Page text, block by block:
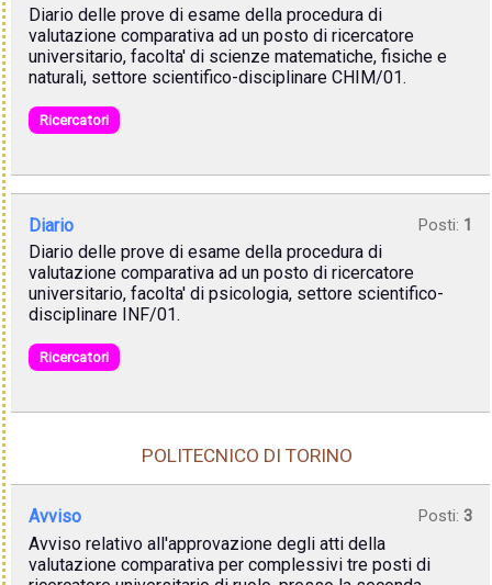
Diario delle prove di esame della procedura di
valutazione comparativa ad un posto di ricercatore
universitario, facolta' di scienze matematiche, fisiche e
naturali, settore scientifico-disciplinare CHIM/01.
Ricercatori
Diario Posti: 1
Diario delle prove di esame della procedura di
valutazione comparativa ad un posto di ricercatore
universitario, facolta' di psicologia, settore scientifico-
disciplinare INF/01.
Ricercatori
POLITECNICO DI TORINO
Avviso Posti: 3
Avviso relativo all'approvazione degli atti della
valutazione comparativa per complessivi tre posti di